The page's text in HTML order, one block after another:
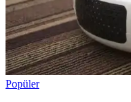
Popüler